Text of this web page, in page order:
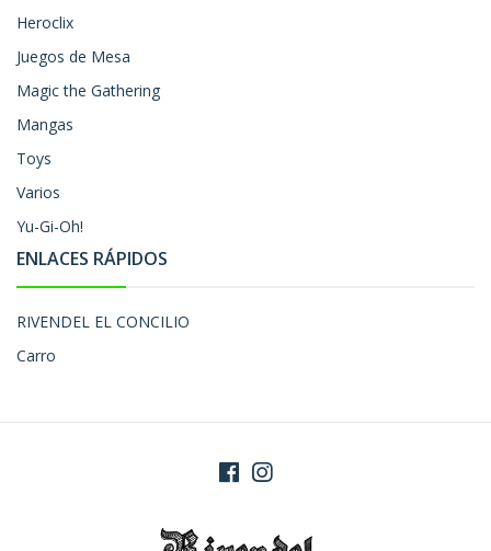
Heroclix
Juegos de Mesa
Magic the Gathering
Mangas
Toys
Varios
Yu-Gi-Oh!
ENLACES RÁPIDOS
RIVENDEL EL CONCILIO
Carro